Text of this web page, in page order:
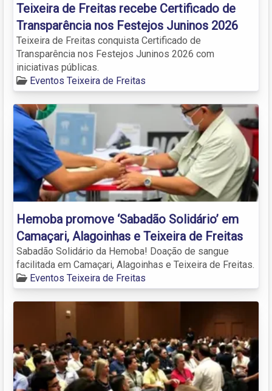
Teixeira de Freitas recebe Certificado de
Transparência nos Festejos Juninos 2026
Teixeira de Freitas conquista Certificado de
Transparência nos Festejos Juninos 2026 com
iniciativas públicas.
Eventos Teixeira de Freitas
Hemoba promove ‘Sabadão Solidário’ em
Camaçari, Alagoinhas e Teixeira de Freitas
Sabadão Solidário da Hemoba! Doação de sangue
facilitada em Camaçari, Alagoinhas e Teixeira de Freitas.
Eventos Teixeira de Freitas